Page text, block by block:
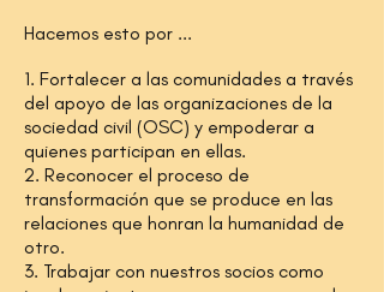
Hacemos esto por ...
1. Fortalecer a las comunidades a través
del apoyo de las organizaciones de la
sociedad civil (OSC) y empoderar a
quienes participan en ellas.
2. Reconocer el proceso de
transformación que se produce en las
relaciones que honran la humanidad de
otro.
3. Trabajar con nuestros socios como